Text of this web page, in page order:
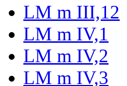
LM m III,12
LM m IV,1
LM m IV,2
LM m IV,3